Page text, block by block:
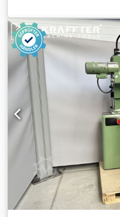
Innenschleifmaschine
funktionsfähig Zum
Präzisions-
zum Innenrundschleifen.
funktionsfähig und mit
ausgestattet.
Digitalanzeige (X / Y / Z)
DECKEL Komponenten
für: Werkzeugbau
Innenbearbeitung von
Probelauf nach
möglich. Weitere Fotos